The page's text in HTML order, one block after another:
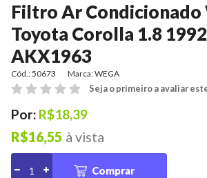
Filtro Ar Condicionado
Toyota Corolla 1.8
AKX1963
Cód.: 50673 Marca:WEGA
Seja o primeiro a avaliar
Por: R$18,39
à vista
R$16,55
Comprar